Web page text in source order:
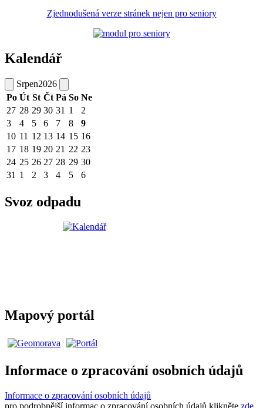
Zjednodušená verze stránek nejen pro seniory
Kalendář
Srpen2026
Po Út St Čt Pá So Ne
27 28 29 30 31 1
2
3
4 5 6 7 8
9
10 11 12 13 14 15 16
17 18 19 20 21 22 23
24 25 26 27 28 29 30
31 1 2 3 4 5 6
Svoz odpadu
Mapový portál
Informace o zpracování osobních údajů
Informace o zpracování osobních údajů